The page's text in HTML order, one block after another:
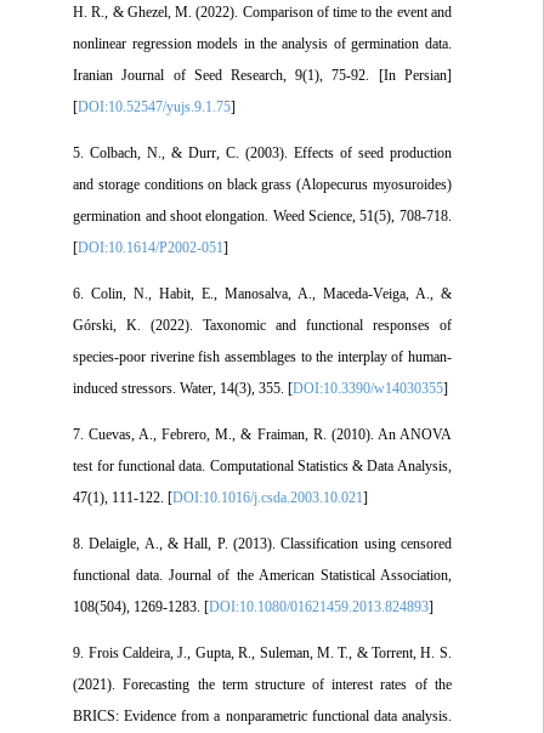
H. R., & Ghezel, M. (2022). Comparison of time to the event and
nonlinear regression models in the analysis of germination data.
Iranian Journal of Seed Research, 9(1), 75-92. [In Persian]
[DOI:10.52547/yujs.9.1.75
5. Colbach, N., & Durr, C. (2003). Effects of seed production
and storage conditions on black grass (Alopecurus myosuroides)
germination and shoot elongation. Weed Science, 51(5), 708-718.
[DOI:10.1614/P2002-051
6. Colin, N., Habit, E., Manosalva, A., Maceda-Veiga, A., &
Górski, K. (2022). Taxonomic and functional responses of
species-poor riverine fish assemblages to the interplay of human-
induced stressors. Water, 14(3), 355. [DOI:10.3390/w14030355
7. Cuevas, A., Febrero, M., & Fraiman, R. (2010). An ANOVA
test for functional data. Computational Statistics & Data Analysis,
47(1), 111-122. [DOI:10.1016/j.csda.2003.10.021
8. Delaigle, A., & Hall, P. (2013). Classification using censored
functional data. Journal of the American Statistical Association,
108(504), 1269-1283. [DOI:10.1080/01621459.2013.824893
9. Frois Caldeira, J., Gupta, R., Suleman, M. T., & Torrent, H. S.
(2021). Forecasting the term structure of interest rates of the
BRICS: Evidence from a nonparametric functional data analysis.